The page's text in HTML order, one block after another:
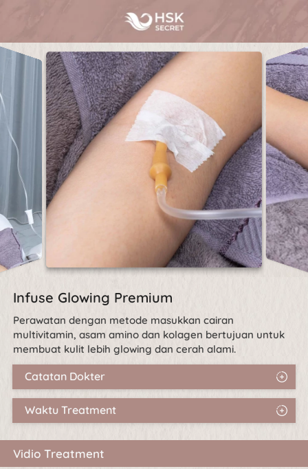
Infuse Glowing Premium
Perawatan dengan metode masukkan cairan
multivitamin, asam amino dan kolagen bertujuan untuk
membuat kulit lebih glowing dan cerah alami.
Catatan Dokter
Waktu Treatment
Vidio Treatment